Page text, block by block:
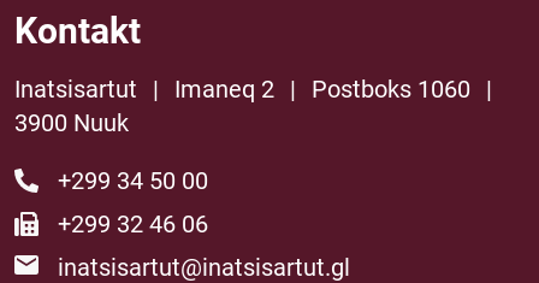
Kontakt
Inatsisartut | Imaneq 2 | Postboks 1060
|
3900 Nuuk
+299 34 50 00
+299 32 46 06
inatsisartut@inatsisartut.gl